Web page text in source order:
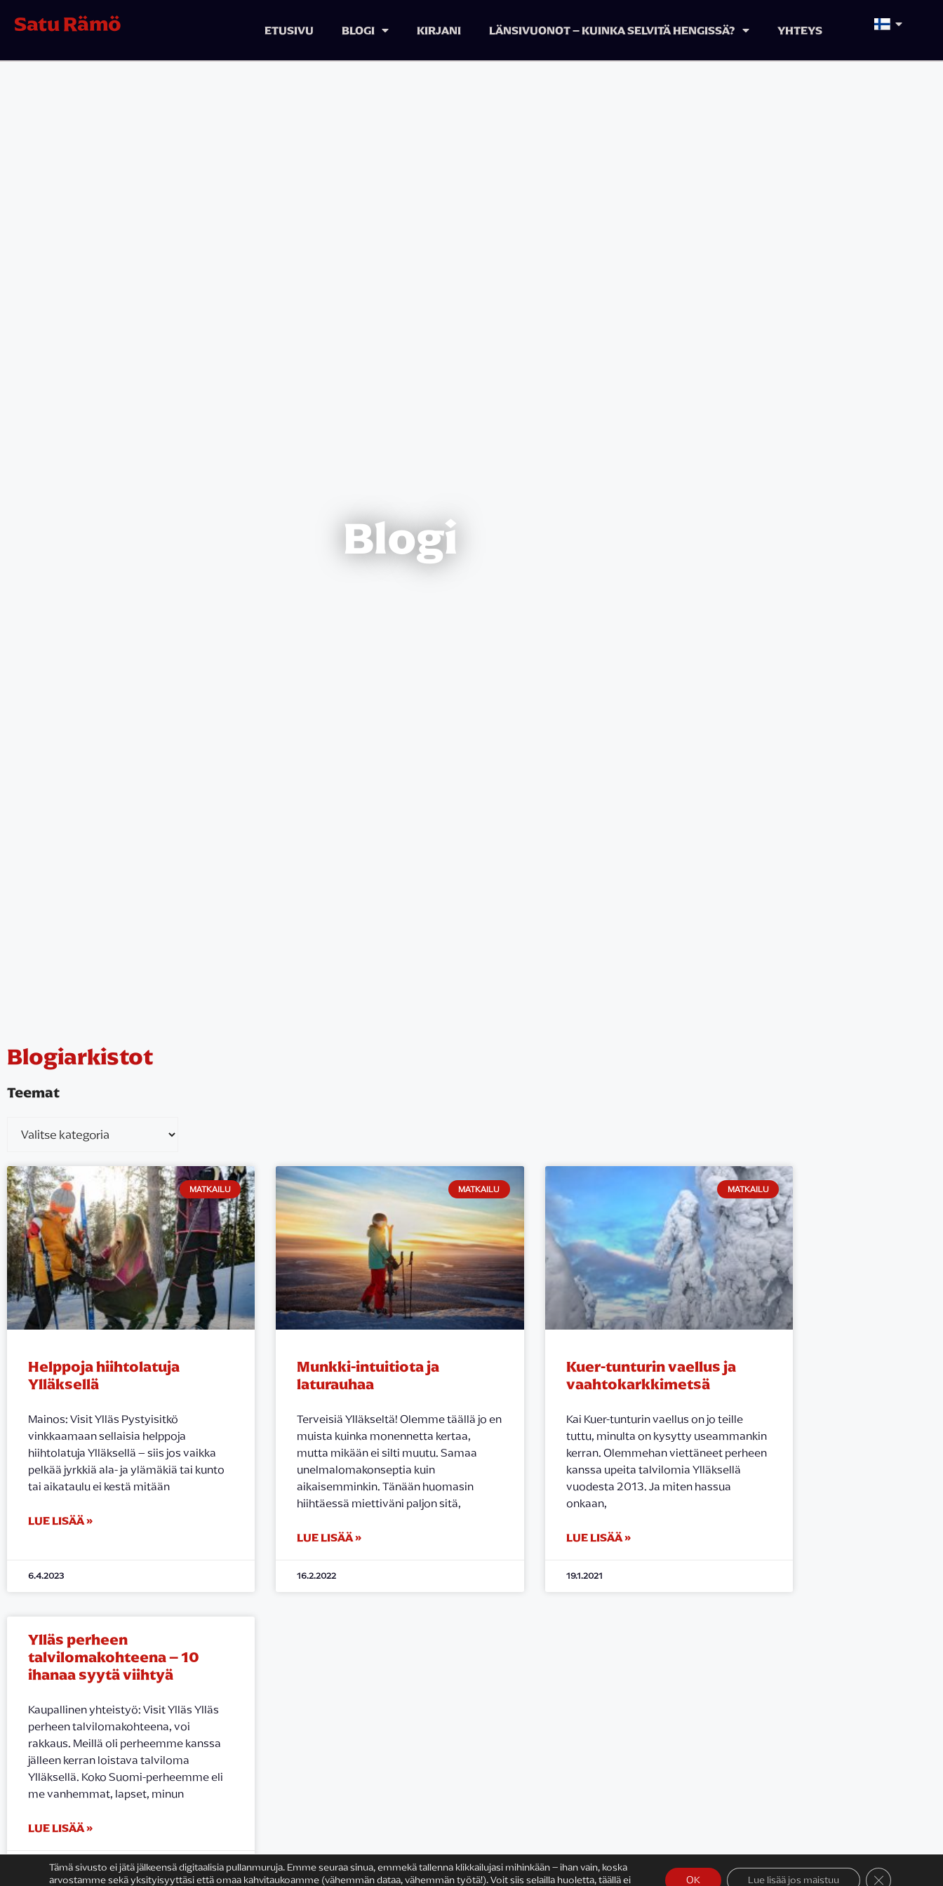
Satu Rämö ETUSIVU BLOGI KIRJANI LÄNSIVUONOT – KUINKA SELVITÄ HENGISSÄ? YHTEYS
Blogi
Blogiarkistot
Teemat
MATKAILU
Helppoja hiihtolatuja
Ylläksellä
Mainos: Visit Ylläs Pystyisitkö
vinkkaamaan sellaisia helppoja
hiihtolatuja Ylläksellä – siis jos vaikka
pelkää jyrkkiä ala- ja ylämäkiä tai kunto
tai aikataulu ei kestä mitään
LUE LISÄÄ »
6.4.2023
MATKAILU
Munkki-intuitiota ja
laturauhaa
Terveisiä Ylläkseltä! Olemme täällä jo en
muista kuinka monennetta kertaa,
mutta mikään ei silti muutu. Samaa
unelmalomakonseptia kuin
aikaisemminkin. Tänään huomasin
hiihtäessä miettiväni paljon sitä,
LUE LISÄÄ »
16.2.2022
MATKAILU
Kuer-tunturin vaellus ja
vaahtokarkkimetsä
Kai Kuer-tunturin vaellus on jo teille
tuttu, minulta on kysytty useammankin
kerran. Olemmehan viettäneet perheen
kanssa upeita talvilomia Ylläksellä
vuodesta 2013. Ja miten hassua
onkaan,
LUE LISÄÄ »
19.1.2021
Ylläs perheen
talvilomakohteena – 10
ihanaa syytä viihtyä
Kaupallinen yhteistyö: Visit Ylläs Ylläs
perheen talvilomakohteena, voi
rakkaus. Meillä oli perheemme kanssa
jälleen kerran loistava talviloma
Ylläksellä. Koko Suomi-perheemme eli
me vanhemmat, lapset, minun
LUE LISÄÄ »
19.1.2020Tämä sivusto ei jätä jälkeensä digitaalisia pullanmuruja. Emme seuraa sinua, emmekä tallenna klikkailujasi mihinkään – ihan vain, koska
arvostamme sekä yksityisyyttäsi että omaa kahvitaukoamme (vähemmän dataa, vähemmän työtä!). Voit siis selailla huoletta, täällä ei
OK Lue lisää jos maistuu Sulje